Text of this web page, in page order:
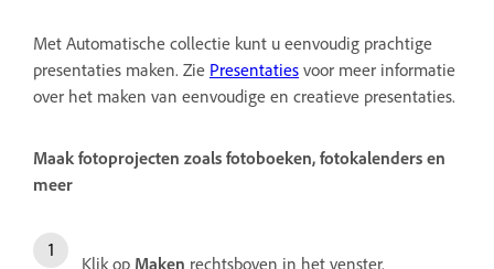
Met Automatische collectie kunt u eenvoudig prachtige
presentaties maken. Zie Presentaties voor meer informatie
over het maken van eenvoudige en creatieve presentaties.
Maak fotoprojecten zoals fotoboeken, fotokalenders en
meer
Klik op Maken rechtsboven in het venster.